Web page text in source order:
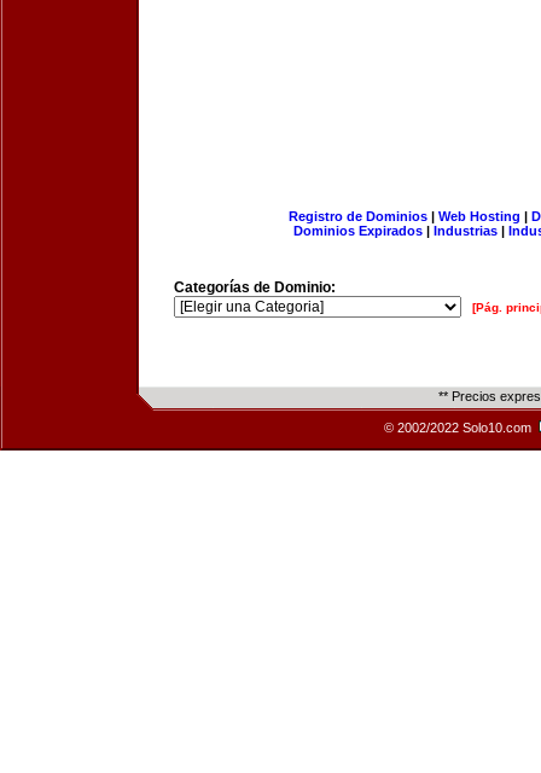
Registro de Dominios| Web Hosting |
Dominios Expirados | Industrias |
Categorías de Dominio:
[Pág.
** Precios
© 2002/2022 Solo10.com